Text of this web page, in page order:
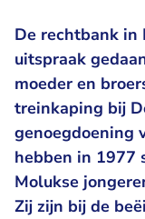
De rechtbank in
uitspraak
moeder en
treinkaping bij
genoegdoening
hebben in 1977
Molukse
Zij zijn bij de